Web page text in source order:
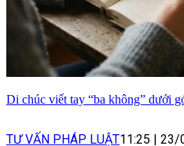
Di chúc viết tay “ba không” dưới
TƯ VẤN PHÁP LUẬT11:25 23/